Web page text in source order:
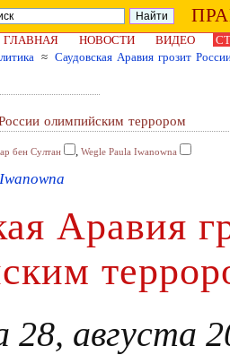
ГЛАВНАЯ НОВОСТИ ВИДЕО
≈ Саудовская Аравия грозит
олимпийским террором
бен Султан , Wegle Paula Iwanowna
Аравия
28, августа